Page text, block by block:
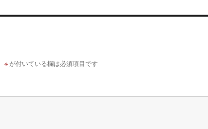
※ が付いている欄は必須項目です